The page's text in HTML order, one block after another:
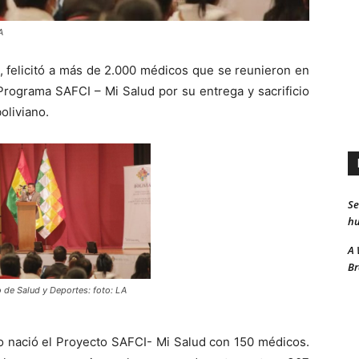
a más de 2.000 médicos que se reunieron en
SAFCI – Mi Salud por su entrega y sacrificio
de Salud y Deportes: foto: LA
el Proyecto SAFCI- Mi Salud con 150 médicos.
A